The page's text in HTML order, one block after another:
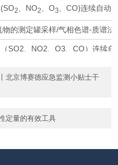
2 、NO2 、O3 、CO)连续自动
的测定罐采样/气相色谱-质谱法
SO2、NO2、O3、CO）连续
北京博赛德应急监测小贴士干
定量的有效工具